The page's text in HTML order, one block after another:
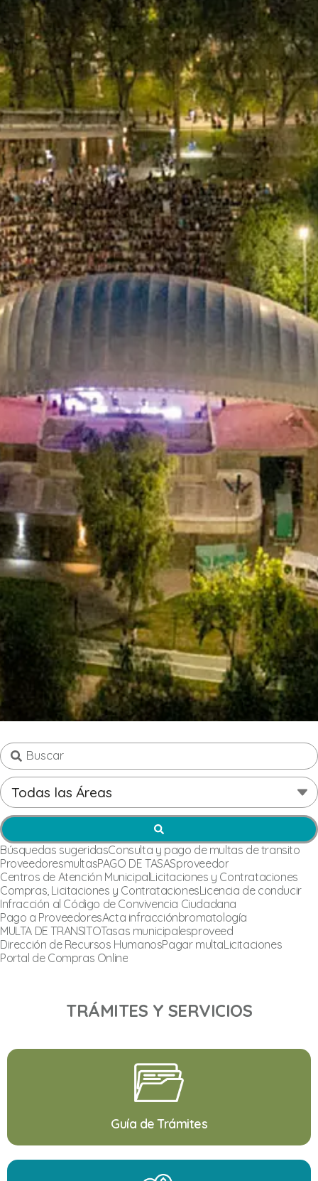
Búsquedas sugeridasConsulta y pago de multas de transito
ProveedoresmultasPAGO DE TASASproveedor
Centros de Atención MunicipalLicitaciones y Contrataciones
Compras, Licitaciones y ContratacionesLicencia de conducir
Infracción al Código de Convivencia Ciudadana
Pago a ProveedoresActa infracciónbromatología
MULTA DE TRANSITOTasas municipalesproveed
Dirección de Recursos HumanosPagar multaLicitaciones
Portal de Compras Online
TRÁMITES Y SERVICIOS
Guía de Trámites